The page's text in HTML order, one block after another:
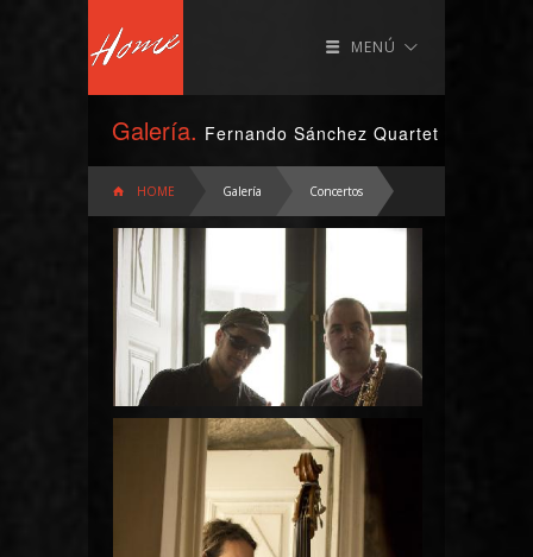
MENÚ
Galería. Fernando Sánchez Quartet (Uno
HOME Galería Concertos